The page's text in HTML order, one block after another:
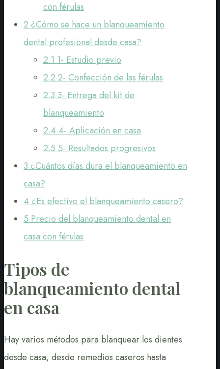
con férulas
2¿Cómo se hace un blanqueamiento
dental profesional desde casa?
2.11- Estudio previo
2.22- Confección de las férulas
2.33- Entrega del kit de
blanqueamiento
2.44- Aplicación en casa
2.55- Resultados progresivos
3¿Cuántos días dura el blanqueamiento en
casa?
4¿Es efectivo el blanqueamiento casero?
5Precio del blanqueamiento dental en
casa con férulas
Tipos de
blanqueamiento dental
en casa
Hay varios métodos para blanquear los dientes
desde casa, desde remedios caseros hasta